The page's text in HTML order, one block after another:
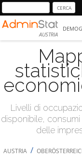
AUSTRIA
Livelli di
disponibile,
delle
AUSTRIA /